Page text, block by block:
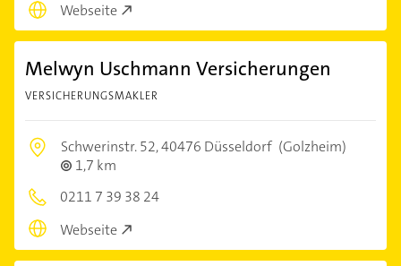
Webseite
Melwyn Uschmann Versicherungen
VERSICHERUNGSMAKLER
Schwerinstr. 52,40476 Düsseldorf (Golzheim)
1,7 km
0211 7 39 38 24
Webseite